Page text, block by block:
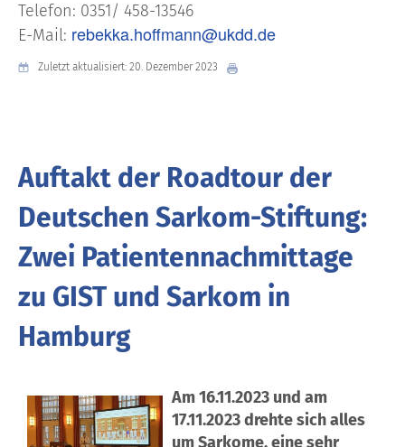
Telefon: 0351/ 458-13546
E-Mail: rebekka.hoffmann@ukdd.de
Zuletzt aktualisiert: 20. Dezember 2023
Auftakt der Roadtour der
Deutschen Sarkom-Stiftung:
Zwei Patientennachmittage
zu GIST und Sarkom in
Hamburg
Am 16.11.2023 und am
17.11.2023 drehte sich alles
um Sarkome, eine sehr